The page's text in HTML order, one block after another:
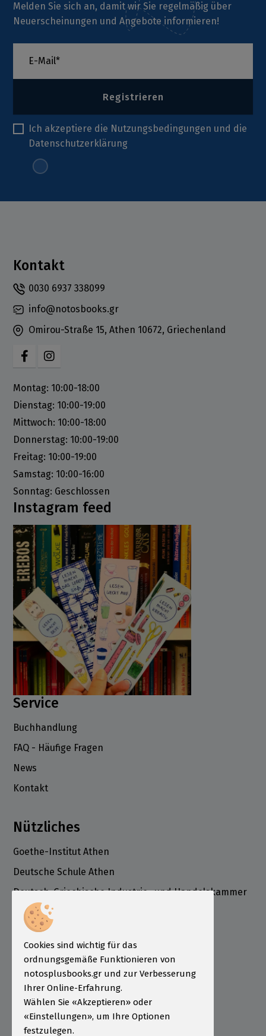
Melden Sie sich an, damit wir Sie regelmäßig über
Neuerscheinungen und Angebote informieren!
Registrieren
Ich akzeptiere die Nutzungsbedingungen und die
Datenschutzerklärung
Kontakt
0030 6937 338099
info@notosbooks.gr
Omirou-Straße 15, Athen 10672, Griechenland
Montag: 10:00-18:00
Dienstag: 10:00-19:00
Mittwoch: 10:00-18:00
Donnerstag: 10:00-19:00
Freitag: 10:00-19:00
Samstag: 10:00-16:00
Sonntag: Geschlossen
Instagram feed
Service
Buchhandlung
FAQ - Häufige Fragen
News
Kontakt
Nützliches
Goethe-Institut Athen
Deutsche Schule Athen
Deutsch-Griechische Industrie- und Handelskammer
ÖSD Institut Griechenland
Informationen
Bestellung
Zahlungsarten
Sendungen
Garantie - Rückgabe
Nutzungsbedingungen
Cookies sind wichtig für das
ordnungsgemäße Funktionieren von
notosplusbooks.gr und zur Verbesserung
Ihrer Online-Erfahrung.
Wählen Sie «Akzeptieren» oder
«Einstellungen», um Ihre Optionen
festzulegen.